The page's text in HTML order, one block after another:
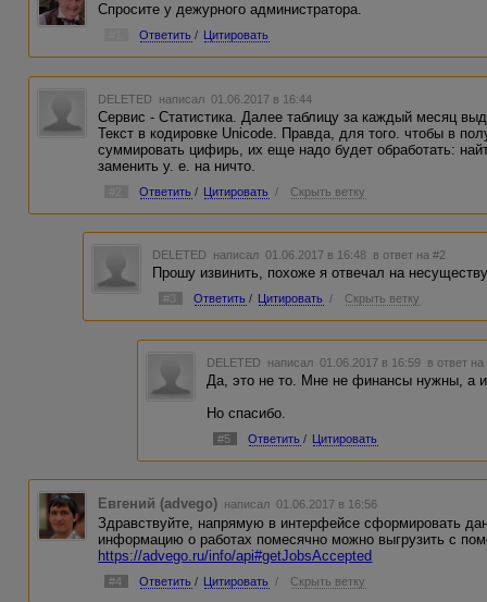
Спросите у дежурного администратора.
Ответить / Цитировать
DELETED написал 01.06.2017 в 16:44
Сервис - Статистика. Далее таблицу за каждый месяц
Текст в кодировке Unicode. Правда, для того. чтобы в
суммировать цифирь, их еще надо будет обработать:
заменить у. е. на ничто.
Ответить / Цитировать / Скрыть ветку
DELETED написал 01.06.2017 в 16:48 в ответ на #2
Прошу извинить, похоже я отвечал на
#3 Ответить / Цитировать / Скрыть ветку
DELETED написал 01.06.2017 в 16:59 в ответ на
Да, это не то. Мне не финансы нужны, а
Но спасибо.
#5 Ответить / Цитировать
Евгений (advego) написал 01.06.2017 в 16:56
Здравствуйте, напрямую в интерфейсе сформировать
информацию о работах помесячно можно выгрузить с
https://advego.ru/info/api#getJobsAccepted
#4 Ответить / Цитировать / Скрыть ветку